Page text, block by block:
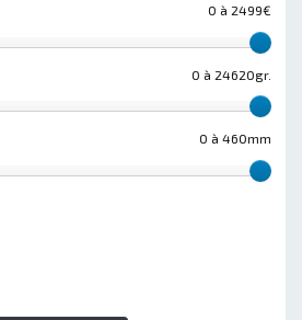
0 à 2499€
0 à 24620gr.
0 à 460mm